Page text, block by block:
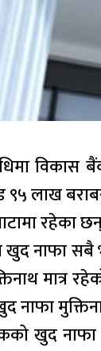
लाख
रहेका
नाफा सबै
मात्र
खुद